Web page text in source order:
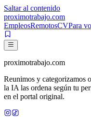
Saltar al contenido
proximotrabajo.com
EmpleosRemotosCVPara
proximotrabajo.com
Reunimos y categorizamos
la IA las ordena según tu
en el portal original.